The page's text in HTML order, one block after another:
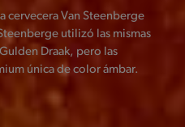
cervecera Van Steenberge
utilizó las mismas
Draak, pero las
única de color ámbar.